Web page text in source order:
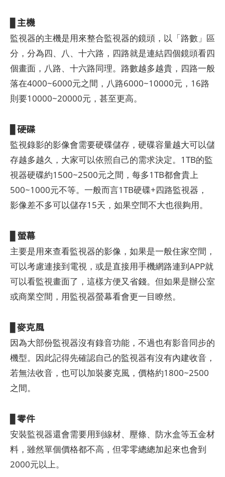
主機
監視器的主機是用來整合監視器的鏡頭，以「路數」區
分，分為四、八、十六路，四路就是連結四個鏡頭看四
個畫面，八路、十六路同理。路數越多越貴，四路一般
落在4000~6000元之間，八路6000~10000元，16路
則要10000~20000元，甚至更高。
硬碟
監視錄影的影像會需要硬碟儲存，硬碟容量越大可以儲
存越多越久，大家可以依照自己的需求決定。1TB的監
視器硬碟約1500~2500元之間，每多1TB都會貴上
500~1000元不等。一般而言1TB硬碟+四路監視器，
影像差不多可以儲存15天，如果空間不大也很夠用。
螢幕
主要是用來查看監視器的影像，如果是一般住家空間，
可以考慮連接到電視，或是直接用手機網路連到APP就
可以看監視畫面了，這樣方便又省錢。但如果是辦公室
或商業空間，用監視器螢幕看會更一目瞭然。
麥克風
因為大部份監視器沒有錄音功能，不過也有影音同步的
機型。因此記得先確認自己的監視器有沒有內建收音，
若無法收音，也可以加裝麥克風，價格約1800~2500
之間。
零件
安裝監視器還會需要用到線材、壓條、防水盒等五金材
料，雖然單個價格都不高，但零零總總加起來也會到
2000元以上。